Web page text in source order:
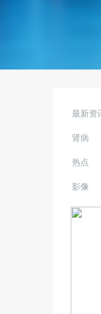
最新资
肾病
热点
影像